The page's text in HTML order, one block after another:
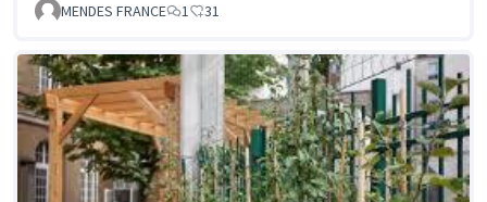
MENDES FRANCE 1 31